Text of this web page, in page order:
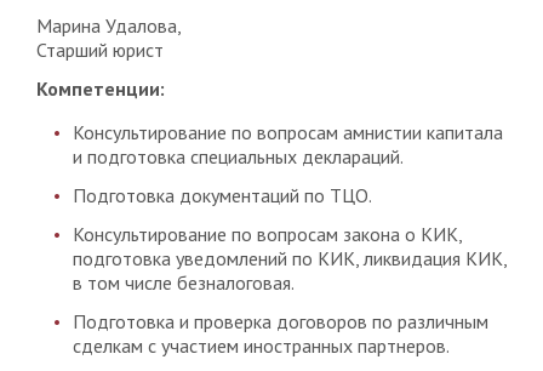
Марина Удалова,
Старший юрист
Компетенции:
Консультирование по вопросам амнистии капитала
и подготовка специальных деклараций.
Подготовка документаций по ТЦО.
Консультирование по вопросам закона о КИК,
подготовка уведомлений по КИК, ликвидация КИК,
в том числе безналоговая.
Подготовка и проверка договоров по различным
сделкам с участием иностранных партнеров.